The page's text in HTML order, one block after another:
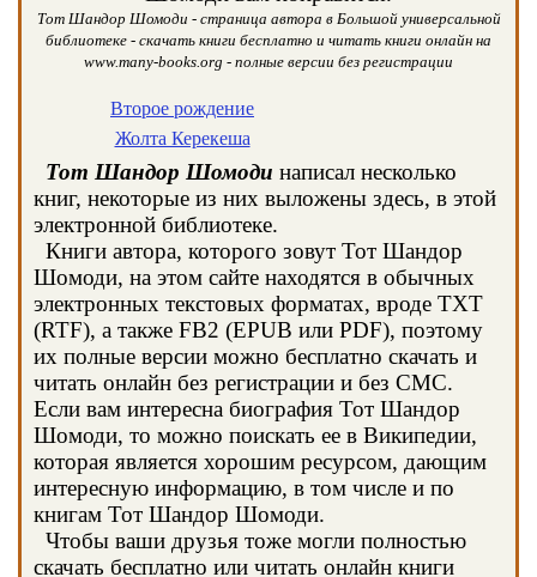
Тот Шандор Шомоди - страница автора в Большой универсальной
библиотеке - скачать книги бесплатно и читать книги онлайн на
www.many-books.org - полные версии без регистрации
Второе рождение
Жолта Керекеша
Тот Шандор Шомоди написал несколько
книг, некоторые из них выложены здесь, в этой
электронной библиотеке.
Книги автора, которого зовут Тот Шандор
Шомоди, на этом сайте находятся в обычных
электронных текстовых форматах, вроде TXT
(RTF), а также FB2 (EPUB или PDF), поэтому
их полные версии можно бесплатно скачать и
читать онлайн без регистрации и без СМС.
Если вам интересна биография Тот Шандор
Шомоди, то можно поискать ее в Википедии,
которая является хорошим ресурсом, дающим
интересную информацию, в том числе и по
книгам Тот Шандор Шомоди.
Чтобы ваши друзья тоже могли полностью
скачать бесплатно или читать онлайн книги